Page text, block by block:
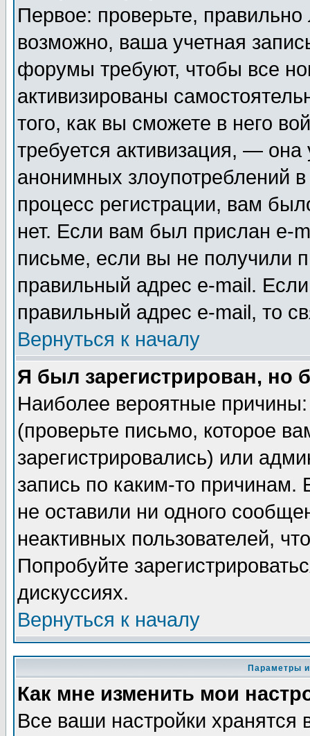
Первое: проверьте,
возможно, ваша учетная
форумы требуют, чтобы все
активизированы
того, как вы сможете в него
требуется активизация, —
анонимных злоупотреблений
процесс регистрации, вам
нет. Если вам был прислан e-
письме, если вы не получили
правильный адрес e-mail.
правильный адрес e-mail, то
Вернуться к началу
Я был зарегистрирован, но
Наиболее вероятные
(проверьте письмо, которое
зарегистрировались) или
запись по каким-то
не оставили ни одного
неактивных пользователей,
Попробуйте
дискуссиях.
Вернуться к началу
Параметры
Как мне изменить мои
Все ваши настройки